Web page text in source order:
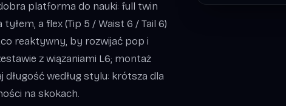
platforma do nauki: full twin
a flex (Tip 5 / Waist 6 / Tail 6)
reaktywny, by rozwijać pop i
z wiązaniami L6; montaż
według stylu: krótsza dla
na skokach.